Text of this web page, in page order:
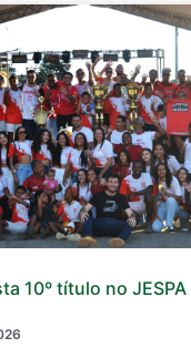
10º título no